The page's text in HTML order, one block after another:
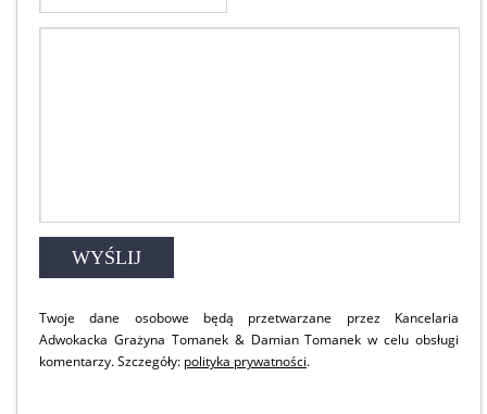
Twoje dane osobowe będą przetwarzane przez Kancelaria
Adwokacka Grażyna Tomanek & Damian Tomanek w celu obsługi
komentarzy. Szczegóły: polityka prywatności.